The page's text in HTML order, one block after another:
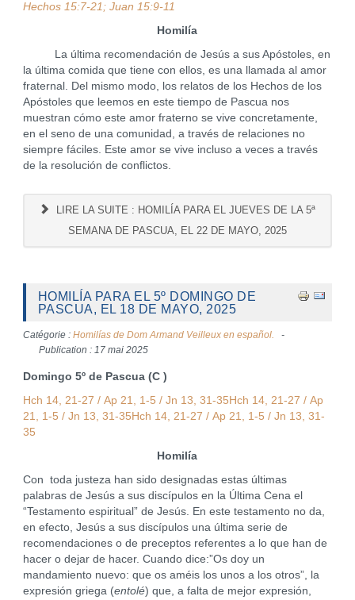
Hechos 15:7-21; Juan 15:9-11
Homilía
La última recomendación de Jesús a sus Apóstoles, en
la última comida que tiene con ellos, es una llamada al amor
fraternal. Del mismo modo, los relatos de los Hechos de los
Apóstoles que leemos en este tiempo de Pascua nos
muestran cómo este amor fraterno se vive concretamente,
en el seno de una comunidad, a través de relaciones no
siempre fáciles. Este amor se vive incluso a veces a través
de la resolución de conflictos.
LIRE LA SUITE : HOMILÍA PARA EL JUEVES DE LA 5ª
SEMANA DE PASCUA, EL 22 DE MAYO, 2025
HOMILÍA PARA EL 5º DOMINGO DE
PASCUA, EL 18 DE MAYO, 2025
Catégorie : Homilías de Dom Armand Veilleux en español.
Publication : 17 mai 2025
Domingo 5º de Pascua (C )
Hch 14, 21-27 / Ap 21, 1-5 / Jn 13, 31-35Hch 14, 21-27 / Ap
21, 1-5 / Jn 13, 31-35Hch 14, 21-27 / Ap 21, 1-5 / Jn 13, 31-
35
Homilía
Con toda justeza han sido designadas estas últimas
palabras de Jesús a sus discípulos en la Última Cena el
“Testamento espiritual” de Jesús. En este testamento no da,
en efecto, Jesús a sus discípulos una última serie de
recomendaciones o de preceptos referentes a lo que han de
hacer o dejar de hacer. Cuando dice:”Os doy un
mandamiento nuevo: que os améis los unos a los otros”, la
expresión griega (entolé) que, a falta de mejor expresión,